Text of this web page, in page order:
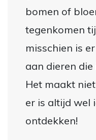
bomen of
tegenkomen
misschien is
aan dieren die
Het maakt
er is altijd wel
ontdekken!